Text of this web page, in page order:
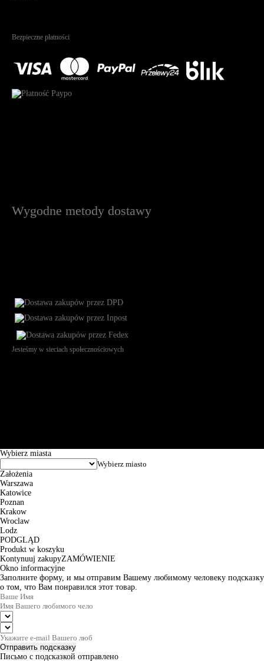
Bezpieczne płatności
Wygodne metody dostawy
Jesteśmy w sieciach społecznościowych
Wybierz miasta
Założenia
Warszawa
Katowice
Poznan
Krakow
Wroclaw
Lodz
PODGLĄD
Produkt w koszyku
Kontynuuj zakupyZAMÓWIENIE
Okno informacyjne
Заполните форму, и мы отправим Вашему любимому человеку подсказку
о том, что Вам понравился этот товар.
Отправить подсказку
Письмо с подсказкой отправлено